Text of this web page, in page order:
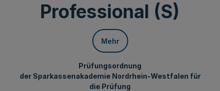
Professional (S)
Mehr
Prüfungsordnung
der Sparkassenakademie Nordrhein-Westfalen für
die Prüfung